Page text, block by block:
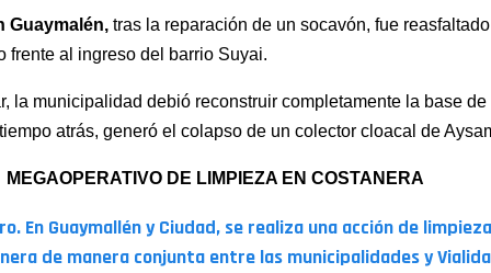
Guaymalén, tras la reparación de un socavón, fue
frente al ingreso del barrio Suyai.
la municipalidad debió reconstruir completamente la base
atrás, generó el colapso de un colector cloacal de
DE LIMPIEZA EN COSTANERA
En Guaymallén y Ciudad, se realiza una acción de
de manera conjunta entre las municipalidades y